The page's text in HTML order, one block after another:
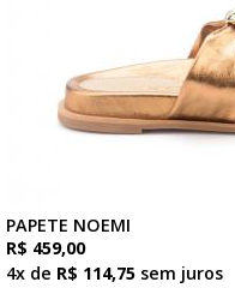
PAPETE NOEMI
R$ 459,00
4x de R$ 114,75 sem juros